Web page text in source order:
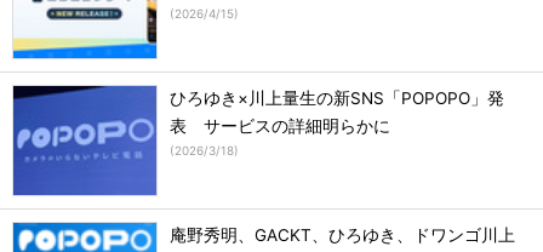
(2026/4/15)
ひろゆき×川上量生の新SNS「POPOPO」発
表 サービスの詳細明らかに
(2026/3/18)
庵野秀明、GACKT、ひろゆき、ドワンゴ川上